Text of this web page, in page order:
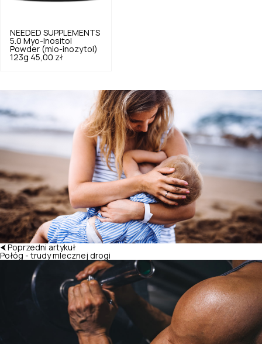
NEEDED SUPPLEMENTS
5.0 Myo-Inositol
Powder (mio-inozytol)
123g 45,00 zł
⮜ Poprzedni artykuł
Połóg - trudy mlecznej drogi